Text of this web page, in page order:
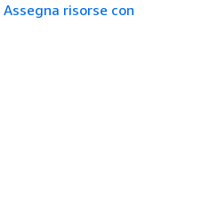
Assegna risorse con